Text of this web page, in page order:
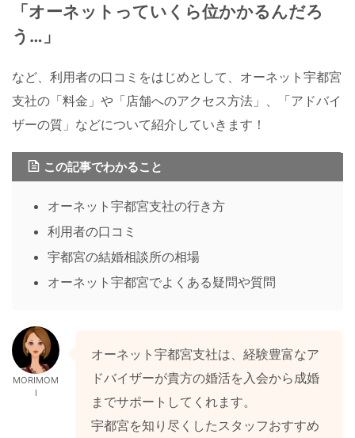
「オーネットっていくら位かかるんだろ
う…」
など、利用者の口コミをはじめとして、オーネット宇都宮
支社の「料金」や「店舗へのアクセス方法」、「アドバイ
ザーの質」などについて紹介していきます！
この記事でわかること
オーネット宇都宮支社の行き方
利用者の口コミ
宇都宮の結婚相談所の相場
オーネット宇都宮でよくある疑問や質問
MORIMOM
I
オーネット宇都宮支社は、経験豊富なア
ドバイザーが貴方の婚活を入会から成婚
までサポートしてくれます。
宇都宮を知り尽くしたスタッフおすすめ